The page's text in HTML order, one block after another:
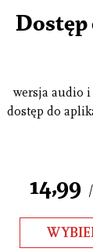
wersja audio
dostęp do
14,99